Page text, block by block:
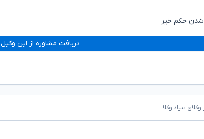
شدن حکم خیر
دریافت مشاوره از این وکیل
بنیاد وکلا